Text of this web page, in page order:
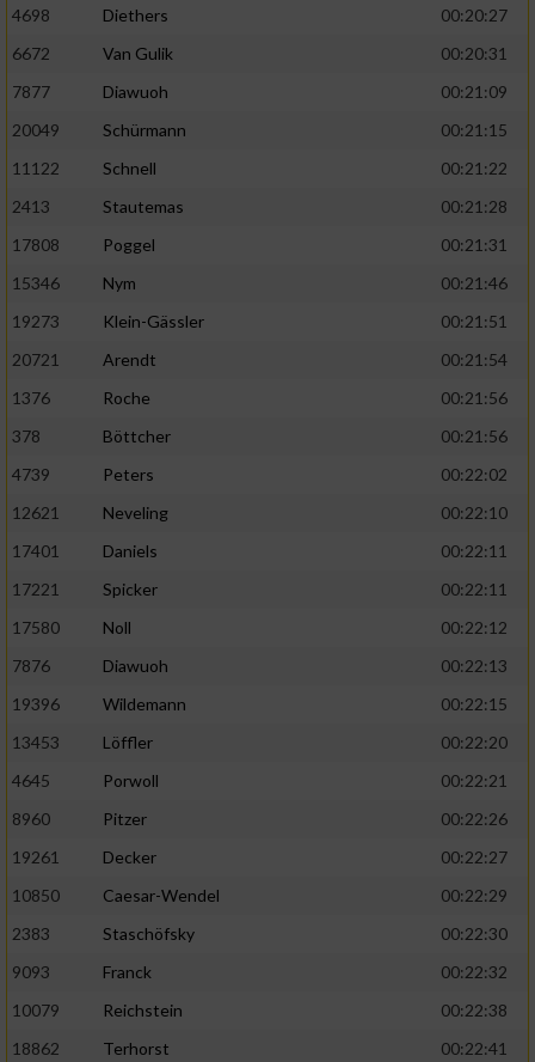
4698
Diethers
00:20:27
6672
Van Gulik
00:20:31
7877
Diawuoh
00:21:09
20049
Schürmann
00:21:15
11122
Schnell
00:21:22
2413
Stautemas
00:21:28
17808
Poggel
00:21:31
15346
Nym
00:21:46
19273
Klein-Gässler
00:21:51
20721
Arendt
00:21:54
1376
Roche
00:21:56
378
Böttcher
00:21:56
4739
Peters
00:22:02
12621
Neveling
00:22:10
17401
Daniels
00:22:11
17221
Spicker
00:22:11
17580
Noll
00:22:12
7876
Diawuoh
00:22:13
19396
Wildemann
00:22:15
13453
Löffler
00:22:20
4645
Porwoll
00:22:21
8960
Pitzer
00:22:26
19261
Decker
00:22:27
10850
Caesar-Wendel
00:22:29
2383
Staschöfsky
00:22:30
9093
Franck
00:22:32
10079
Reichstein
00:22:38
18862
Terhorst
00:22:41